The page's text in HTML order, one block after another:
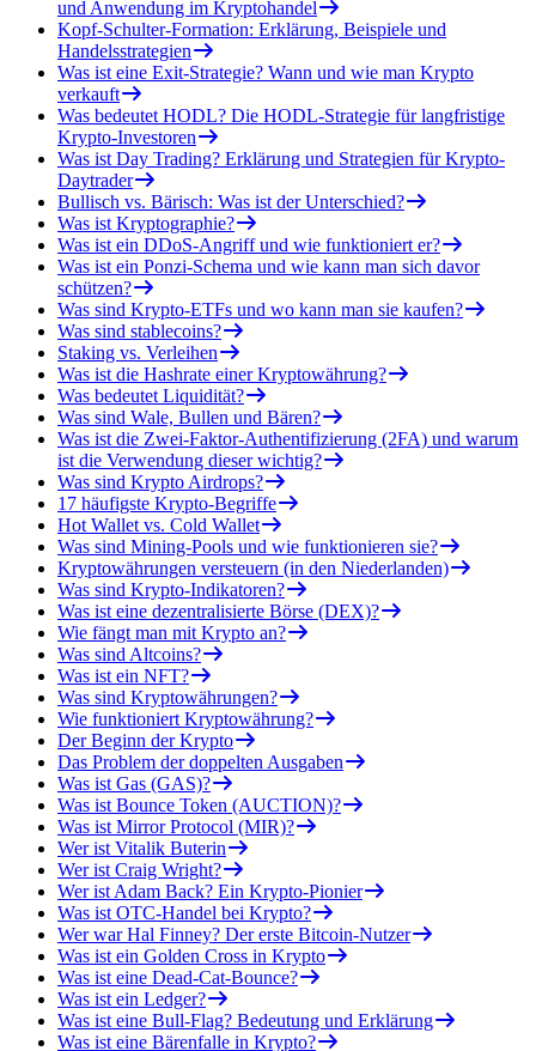
und Anwendung im Kryptohandel
Kopf-Schulter-Formation: Erklärung, Beispiele und
Handelsstrategien
Was ist eine Exit-Strategie? Wann und wie man Krypto
verkauft
Was bedeutet HODL? Die HODL-Strategie für langfristige
Krypto-Investoren
Was ist Day Trading? Erklärung und Strategien für Krypto-
Daytrader
Bullisch vs. Bärisch: Was ist der Unterschied?
Was ist Kryptographie?
Was ist ein DDoS-Angriff und wie funktioniert er?
Was ist ein Ponzi-Schema und wie kann man sich davor
schützen?
Was sind Krypto-ETFs und wo kann man sie kaufen?
Was sind stablecoins?
Staking vs. Verleihen
Was ist die Hashrate einer Kryptowährung?
Was bedeutet Liquidität?
Was sind Wale, Bullen und Bären?
Was ist die Zwei-Faktor-Authentifizierung (2FA) und warum
ist die Verwendung dieser wichtig?
Was sind Krypto Airdrops?
17 häufigste Krypto-Begriffe
Hot Wallet vs. Cold Wallet
Was sind Mining-Pools und wie funktionieren sie?
Kryptowährungen versteuern (in den Niederlanden)
Was sind Krypto-Indikatoren?
Was ist eine dezentralisierte Börse (DEX)?
Wie fängt man mit Krypto an?
Was sind Altcoins?
Was ist ein NFT?
Was sind Kryptowährungen?
Wie funktioniert Kryptowährung?
Der Beginn der Krypto
Das Problem der doppelten Ausgaben
Was ist Gas (GAS)?
Was ist Bounce Token (AUCTION)?
Was ist Mirror Protocol (MIR)?
Wer ist Vitalik Buterin
Wer ist Craig Wright?
Wer ist Adam Back? Ein Krypto-Pionier
Was ist OTC-Handel bei Krypto?
Wer war Hal Finney? Der erste Bitcoin-Nutzer
Was ist ein Golden Cross in Krypto
Was ist eine Dead-Cat-Bounce?
Was ist ein Ledger?
Was ist eine Bull-Flag? Bedeutung und Erklärung
Was ist eine Bärenfalle in Krypto?